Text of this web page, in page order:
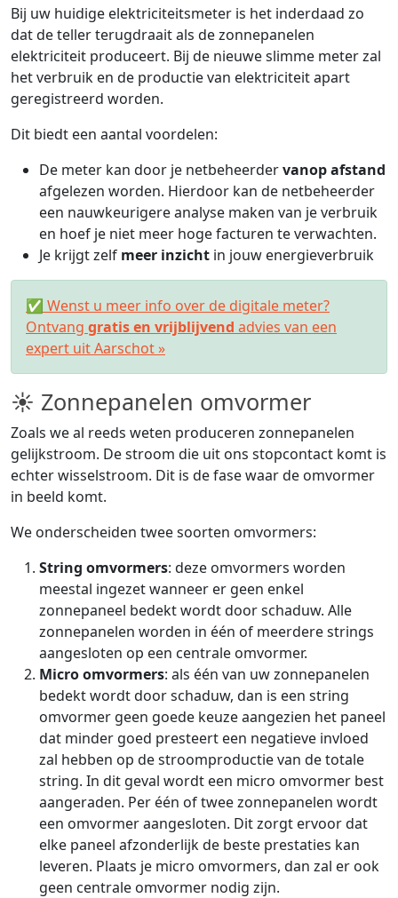
Bij uw huidige elektriciteitsmeter is het inderdaad zo
dat de teller terugdraait als de zonnepanelen
elektriciteit produceert. Bij de nieuwe slimme meter zal
het verbruik en de productie van elektriciteit apart
geregistreerd worden.
Dit biedt een aantal voordelen:
De meter kan door je netbeheerdervanop afstand
afgelezen worden. Hierdoor kan de netbeheerder
een nauwkeurigere analyse maken van je verbruik
en hoef je niet meer hoge facturen te verwachten.
Je krijgt zelf meer inzicht in jouw energieverbruik
✅ Wenst u meer info over de digitale meter?
Ontvang gratis en vrijblijvend advies van een
expert uit Aarschot »
☀ Zonnepanelen omvormer
Zoals we al reeds weten produceren zonnepanelen
gelijkstroom. De stroom die uit ons stopcontact komt is
echter wisselstroom. Dit is de fase waar de omvormer
in beeld komt.
We onderscheiden twee soorten omvormers:
String omvormers: deze omvormers worden
meestal ingezet wanneer er geen enkel
zonnepaneel bedekt wordt door schaduw. Alle
zonnepanelen worden in één of meerdere strings
aangesloten op een centrale omvormer.
Micro omvormers: als één van uw zonnepanelen
bedekt wordt door schaduw, dan is een string
omvormer geen goede keuze aangezien het paneel
dat minder goed presteert een negatieve invloed
zal hebben op de stroomproductie van de totale
string. In dit geval wordt een micro omvormer best
aangeraden. Per één of twee zonnepanelen wordt
een omvormer aangesloten. Dit zorgt ervoor dat
elke paneel afzonderlijk de beste prestaties kan
leveren. Plaats je micro omvormers, dan zal er ook
geen centrale omvormer nodig zijn.